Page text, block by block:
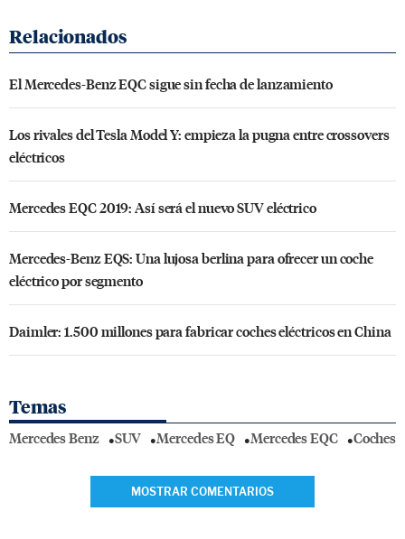
El Mercedes-Benz EQC sigue sin fecha de lanzamiento
Los rivales del Tesla Model Y: empieza la pugna entre crossovers
eléctricos
Mercedes EQC 2019: Así será el nuevo SUV eléctrico
Mercedes-Benz EQS: Una lujosa berlina para ofrecer un coche
eléctrico por segmento
Daimler: 1.500 millones para fabricar coches eléctricos en China
Temas
Mercedes Benz SUV Mercedes EQ Mercedes EQC Coches
MOSTRAR COMENTARIOS